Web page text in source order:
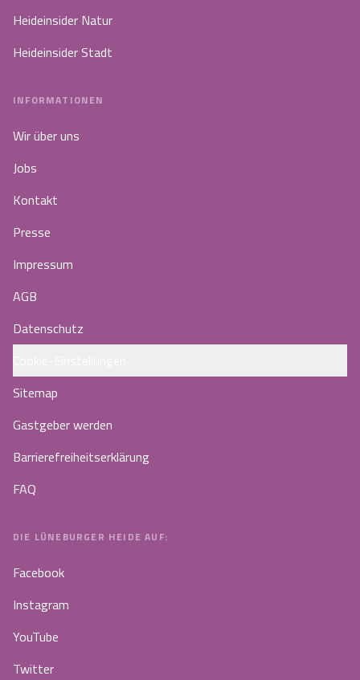
Heideinsider Natur
Heideinsider Stadt
INFORMATIONEN
Wir über uns
Jobs
Kontakt
Presse
Impressum
AGB
Datenschutz
Sitemap
Gastgeber werden
Barrierefreiheitserklärung
FAQ
DIE LÜNEBURGER HEIDE AUF:
Facebook
Instagram
YouTube
Twitter